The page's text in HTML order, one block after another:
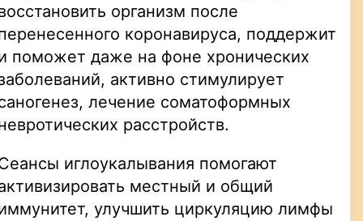
организм после
коронавируса, поддержит
поможет даже на фоне хронических
активно стимулирует
лечение соматоформных
расстройств.
иглоукалывания помогают
местный и общий
улучшить циркуляцию лимфы